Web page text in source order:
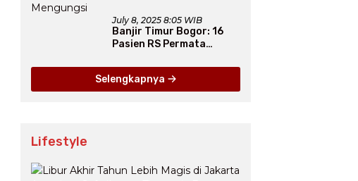
July 8, 2025 8:05 WIB
Banjir Timur Bogor: 16
Pasien RS Permata
Mengungsi
Selengkapnya
Lifestyle